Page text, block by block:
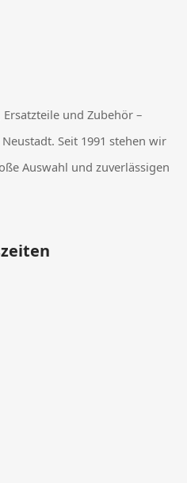
und Zubehör –
Seit 1991 stehen wir
Auswahl und zuverlässigen